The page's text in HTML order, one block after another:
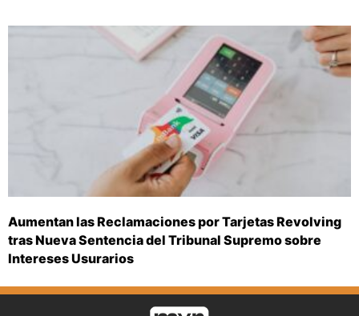
Aumentan las Reclamaciones por Tarjetas Revolving
tras Nueva Sentencia del Tribunal Supremo sobre
Intereses Usurarios